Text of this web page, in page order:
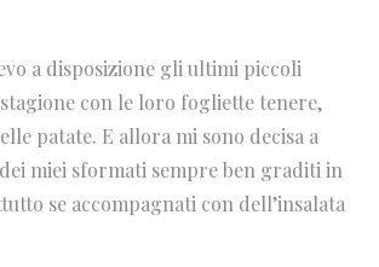
a disposizione gli ultimi piccoli
con le loro fogliette tenere,
patate. E allora mi sono decisa a
miei sformati sempre ben graditi in
se accompagnati con dell’insalata